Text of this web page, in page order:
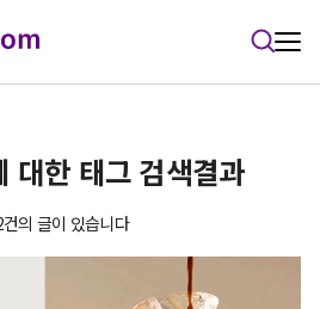
대한 태그 검색결과
의 글이 있습니다